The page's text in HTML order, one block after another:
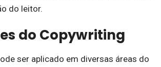
do leitor.
do Copywriting
ser aplicado em diversas áreas do